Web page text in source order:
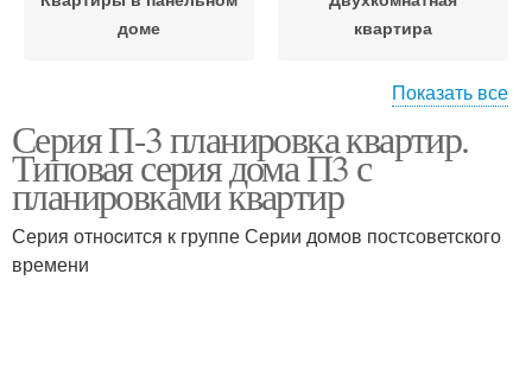
доме
квартира
Квартиры по адресу 3-комнатные квартиры
Квартиры в домах
Показать все
Серия П-3 планировка квартир.
Типовая серия дома П3 с
планировками квартир
Серия отноcится к группе Серии домов постсоветского
времени